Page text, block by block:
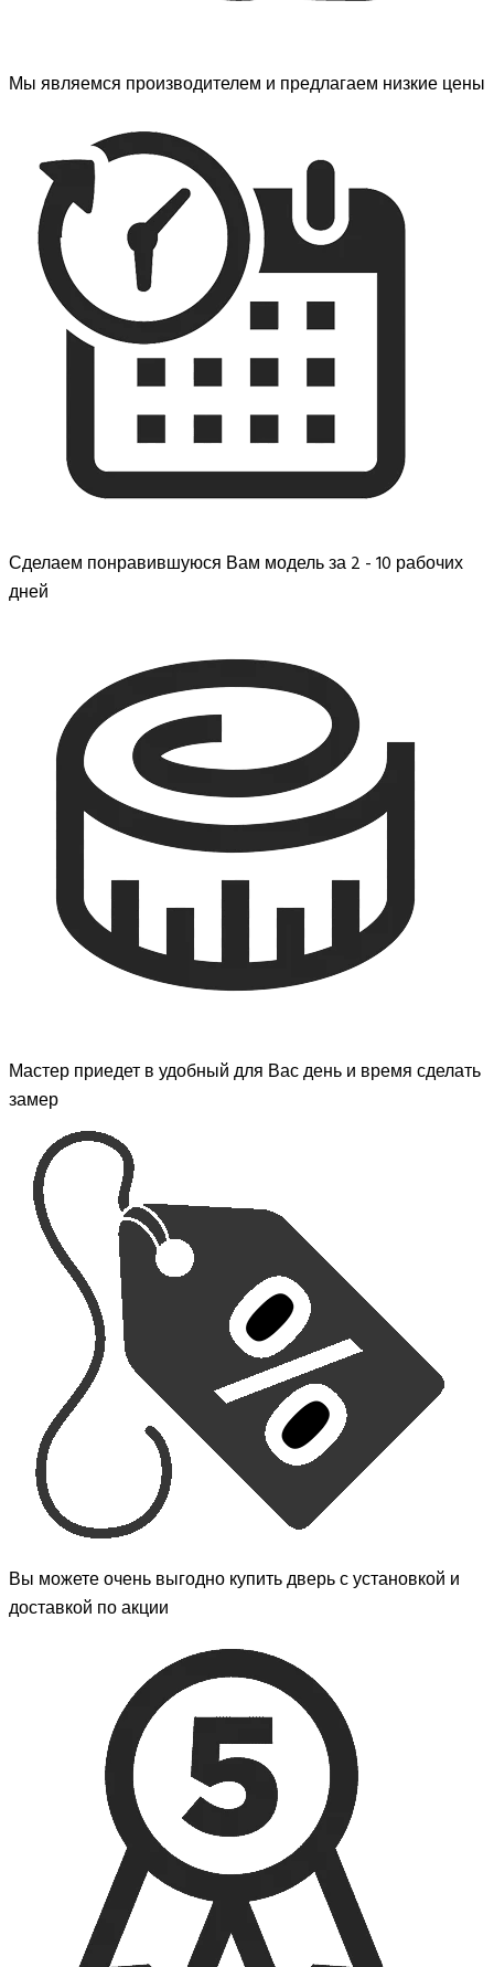
Мы являемся производителем и предлагаем низкие цены
Сделаем понравившуюся Вам модель за 2 - 10 рабочих
дней
Мастер приедет в удобный для Вас день и время сделать
замер
Вы можете очень выгодно купить дверь с установкой и
доставкой по акции